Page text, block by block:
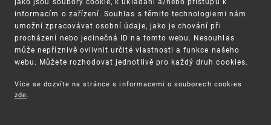
VAROVÁNÍ
Finanční podpora
informacím o zařízení. Souhlas s těmito technologiemi nám
umožní zpracovávat osobní údaje, jako je chování při
procházení nebo jedinečná ID na tomto webu. Nesouhlas
může nepříznivě ovlivnit určité vlastnosti a funkce našeho
webu. Můžete rozhodovat jednotlivě pro každý druh cookies.
Více se dozvíte na stránce s informacemi o souborech cookies
zde.